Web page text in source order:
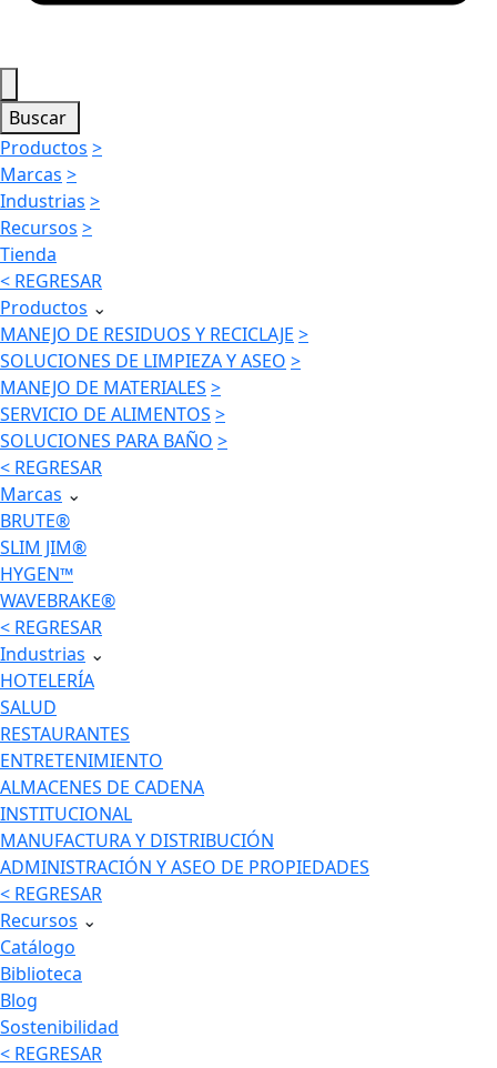
Buscar
Productos >
Marcas >
Industrias >
Recursos >
Tienda
< REGRESAR
Productos ⌄
MANEJO DE RESIDUOS Y RECICLAJE >
SOLUCIONES DE LIMPIEZA Y ASEO >
MANEJO DE MATERIALES >
SERVICIO DE ALIMENTOS >
SOLUCIONES PARA BAÑO >
< REGRESAR
Marcas ⌄
BRUTE®
SLIM JIM®
HYGEN™
WAVEBRAKE®
< REGRESAR
Industrias ⌄
HOTELERÍA
SALUD
RESTAURANTES
ENTRETENIMIENTO
ALMACENES DE CADENA
INSTITUCIONAL
MANUFACTURA Y DISTRIBUCIÓN
ADMINISTRACIÓN Y ASEO DE PROPIEDADES
< REGRESAR
Recursos ⌄
Catálogo
Biblioteca
Blog
Sostenibilidad
< REGRESAR